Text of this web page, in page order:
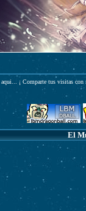
aqui ... ¡ Comparte tus visitas con
El